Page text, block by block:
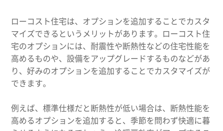
ローコスト住宅は、オプションを追加することでカスタ
マイズできるというメリットがあります。ローコスト住
宅のオプションには、耐震性や断熱性などの住宅性能を
高めるものや、設備をアップグレードするものなどがあ
り、好みのオプションを追加することでカスタマイズが
できます。
例えば、標準仕様だと断熱性が低い場合は、断熱性能を
高めるオプションを追加すると、季節を問わず快適に暮